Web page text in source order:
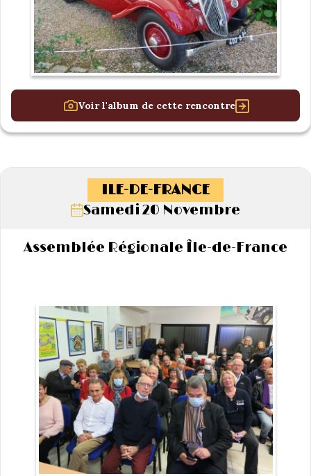
Voir l'album de cette rencontre
ILE-DE-FRANCE
Samedi 20 Novembre
Assemblée Régionale Île-de-France